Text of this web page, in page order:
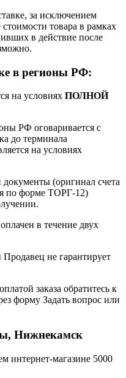
за исключением
стоимости товара в рамках
в действие после
в регионы РФ:
на условиях ПОЛНОЙ
РФ оговаривается с
до терминала
на условиях
(оригинал счета
по форме ТОРГ-12)
в течение двух
не гарантирует
заказа обратитесь к
форму Задать вопрос или
Нижнекамск
интернет-магазине 5000